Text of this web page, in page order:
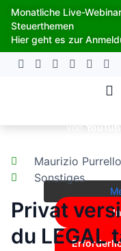
Zum
Inhalt
springen
Monatliche Live-
Steuerthemen
Hier geht es zur
von
dass
Maurizio Purrello
Sonstiges
Privat
du LEGAL